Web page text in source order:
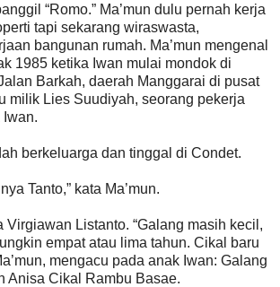
“Romo.” Ma’mun dulu pernah kerja
tapi sekarang wiraswasta,
bangunan rumah. Ma’mun mengenal
1985 ketika Iwan mulai mondok di
Barkah, daerah Manggarai di pusat
milik Lies Suudiyah, seorang pekerja
berkeluarga dan tinggal di Condet.
Tanto,” kata Ma’mun.
Virgiawan Listanto. “Galang masih kecil,
empat atau lima tahun. Cikal baru
mengacu pada anak Iwan: Galang
Anisa Cikal Rambu Basae.